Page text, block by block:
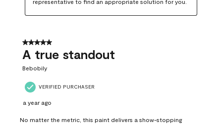
representative to find an appropriate solution for you.
5 out of 5 stars.
A true standout
Bebobily
VERIFIED PURCHASER
a year ago
No matter the metric, this paint delivers a show-stopping